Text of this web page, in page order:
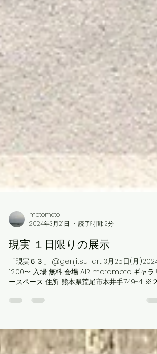
motomoto
2024年3月21日
読了時間: 2分
現実 １日限りの展示
「現実６３」 @genjitsu_art 3月25日(月)2024
は個人宅となりますので、１Fから入口をご利用
さい。 ●駐車場は5台程度駐車可...